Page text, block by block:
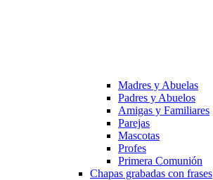
Madres y Abuelas
Padres y Abuelos
Amigas y Familiares
Parejas
Mascotas
Profes
Primera Comunión
Chapas grabadas con frases